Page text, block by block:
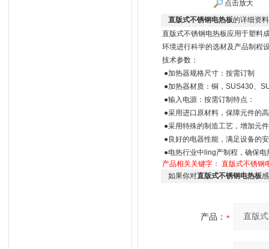
点击放大
直版式不锈钢电热板的详细资
直版式不锈钢电热板应用于塑料
环境进行科学的选材及产品制程
技术参数：
●加热器规格尺寸：按需订制
●加热器材质：铜，SUS430、
●输入电源：按需订制特点：
●采用进口原材料，保障元件的
●采用特殊的制造工艺，增加元
●良好的电器性能，满足设备的
●电热行业中ling产制程，确保
产品相关关键字： 直版式不锈钢
如果你对直版式不锈钢电热板
产品：